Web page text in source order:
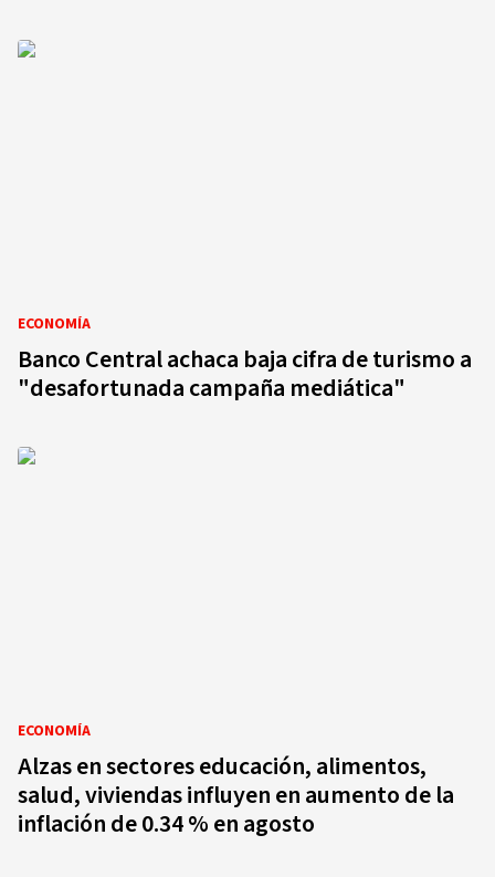
ECONOMÍA
Banco Central achaca baja cifra de turismo a
"desafortunada campaña mediática"
ECONOMÍA
Alzas en sectores educación, alimentos,
salud, viviendas influyen en aumento de la
inflación de 0.34 % en agosto